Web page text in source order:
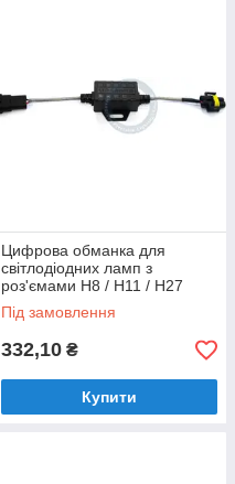
Цифрова обманка для
світлодіодних ламп з
роз'ємами H8 / H11 / H27
Digital LED warning canceller
Під замовлення
332,10 ₴
Купити